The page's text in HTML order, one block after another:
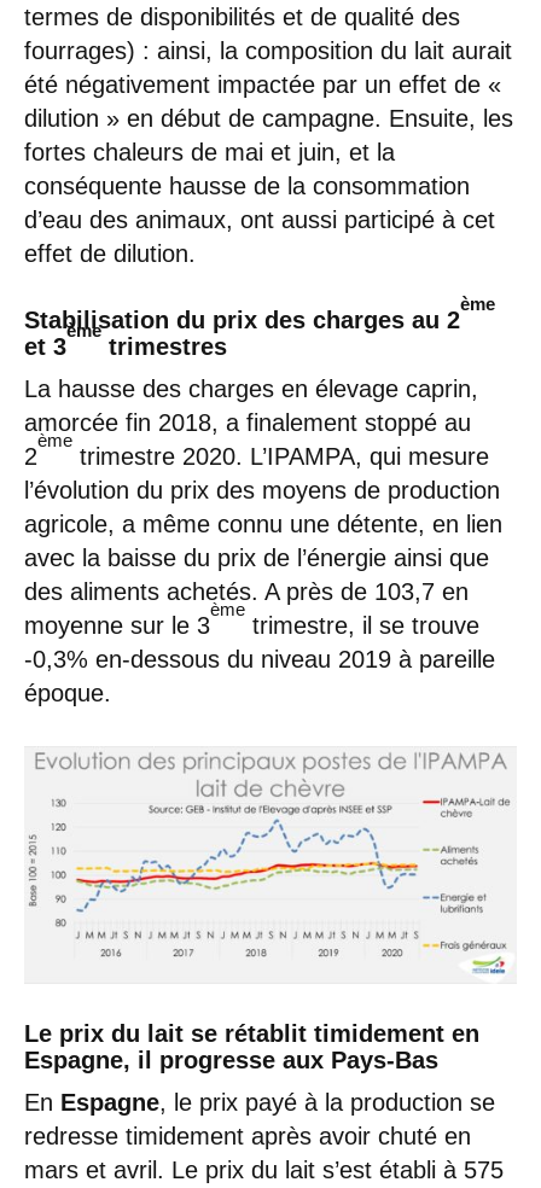
termes de disponibilités et de qualité des
fourrages) : ainsi, la composition du lait aurait
été négativement impactée par un effet de «
dilution » en début de campagne. Ensuite, les
fortes chaleurs de mai et juin, et la
conséquente hausse de la consommation
d’eau des animaux, ont aussi participé à cet
effet de dilution.
Stabilisation du prix des charges au 2
ème
et 3
ème
trimestres
La hausse des charges en élevage caprin,
amorcée fin 2018, a finalement stoppé au
2
ème
trimestre 2020. L’IPAMPA, qui mesure
l’évolution du prix des moyens de production
agricole, a même connu une détente, en lien
avec la baisse du prix de l’énergie ainsi que
des aliments achetés. A près de 103,7 en
moyenne sur le 3
ème
trimestre, il se trouve
-0,3% en-dessous du niveau 2019 à pareille
époque.
Le prix du lait se rétablit timidement en
Espagne, il progresse aux Pays-Bas
En Espagne, le prix payé à la production se
redresse timidement après avoir chuté en
mars et avril. Le prix du lait s’est établi à 575